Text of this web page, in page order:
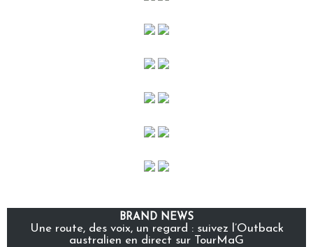
BRAND NEWS
Une route, des voix, un regard : suivez l’Outback
australien en direct sur TourMaG